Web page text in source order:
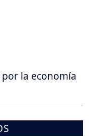
la economía